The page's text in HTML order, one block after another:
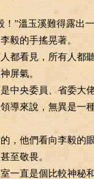
溫玉溪難得露出一
毅的手搖晃著。
看見，所有人都聽
屏氣。
央委員、省委大佬
導來說，無異是一
他們看向李毅的眼
至敬畏。
直是個比較神秘和